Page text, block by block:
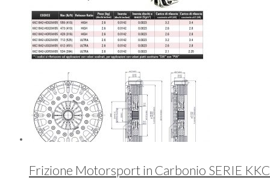
Frizione Motorsport in Carbonio SERIE